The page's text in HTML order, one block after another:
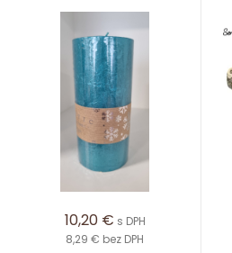
10,20 € s DPH
8,29 € bez DPH